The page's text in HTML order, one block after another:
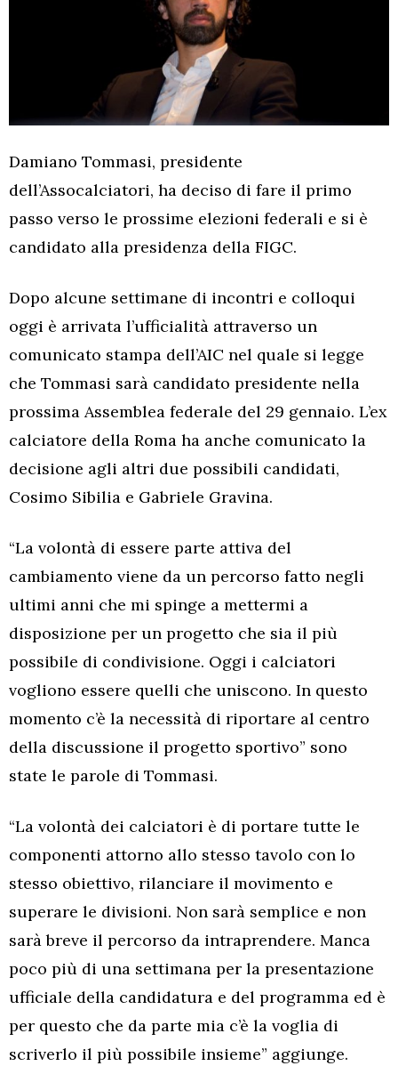
Damiano Tommasi, presidente
dell’Assocalciatori, ha deciso di fare il primo
passo verso le prossime elezioni federali e si è
candidato alla presidenza della FIGC.
Dopo alcune settimane di incontri e colloqui
oggi è arrivata l’ufficialità attraverso un
comunicato stampa dell’AIC nel quale si legge
che Tommasi sarà candidato presidente nella
prossima Assemblea federale del 29 gennaio. L’ex
calciatore della Roma ha anche comunicato la
decisione agli altri due possibili candidati,
Cosimo Sibilia e Gabriele Gravina.
“La volontà di essere parte attiva del
cambiamento viene da un percorso fatto negli
ultimi anni che mi spinge a mettermi a
disposizione per un progetto che sia il più
possibile di condivisione. Oggi i calciatori
vogliono essere quelli che uniscono. In questo
momento c’è la necessità di riportare al centro
della discussione il progetto sportivo” sono
state le parole di Tommasi.
“La volontà dei calciatori è di portare tutte le
componenti attorno allo stesso tavolo con lo
stesso obiettivo, rilanciare il movimento e
superare le divisioni. Non sarà semplice e non
sarà breve il percorso da intraprendere. Manca
poco più di una settimana per la presentazione
ufficiale della candidatura e del programma ed è
per questo che da parte mia c’è la voglia di
scriverlo il più possibile insieme” aggiunge.